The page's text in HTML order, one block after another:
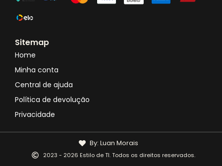
Sitemap
Home
Minha conta
Central de ajuda
Política de devolução
Privacidade
2023 - 2026 Estilo de TI. Todos os direitos reservados.
By: Luan Morais